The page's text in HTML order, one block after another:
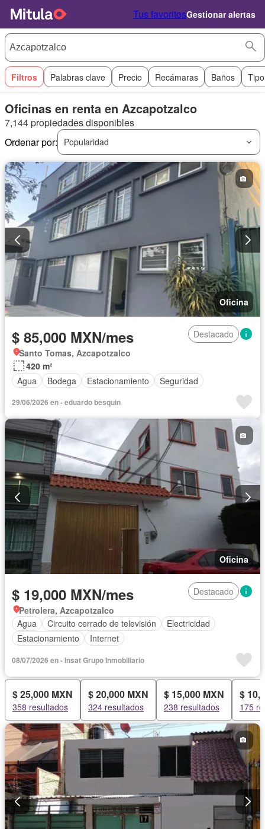
Tus favoritosGestionar alertas
Filtros Palabras clave Precio Recámaras Baños
Oficinas en renta en Azcapotzalco
7,144 propiedades disponibles
Ordenar por:
Popularidad
Oficina
$ 85,000 MXN/mes
Destacado
Santo Tomas, Azcapotzalco
420 m²
Agua
Bodega Estacionamiento Seguridad
29/06/2026 en - eduardo besquin
Oficina
$ 19,000 MXN/mes
Destacado
Petrolera, Azcapotzalco
Agua
Circuito cerrado de televisión
Electricidad
Estacionamiento
Internet
08/07/2026 en - Insat Grupo Inmobiliario
$ 25,000 MXN
358 resultados
$ 20,000 MXN
324 resultados
$ 15,000 MXN
238 resultados
$
175